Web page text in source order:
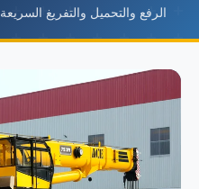
الرفع والتحميل والتفريغ السريعة